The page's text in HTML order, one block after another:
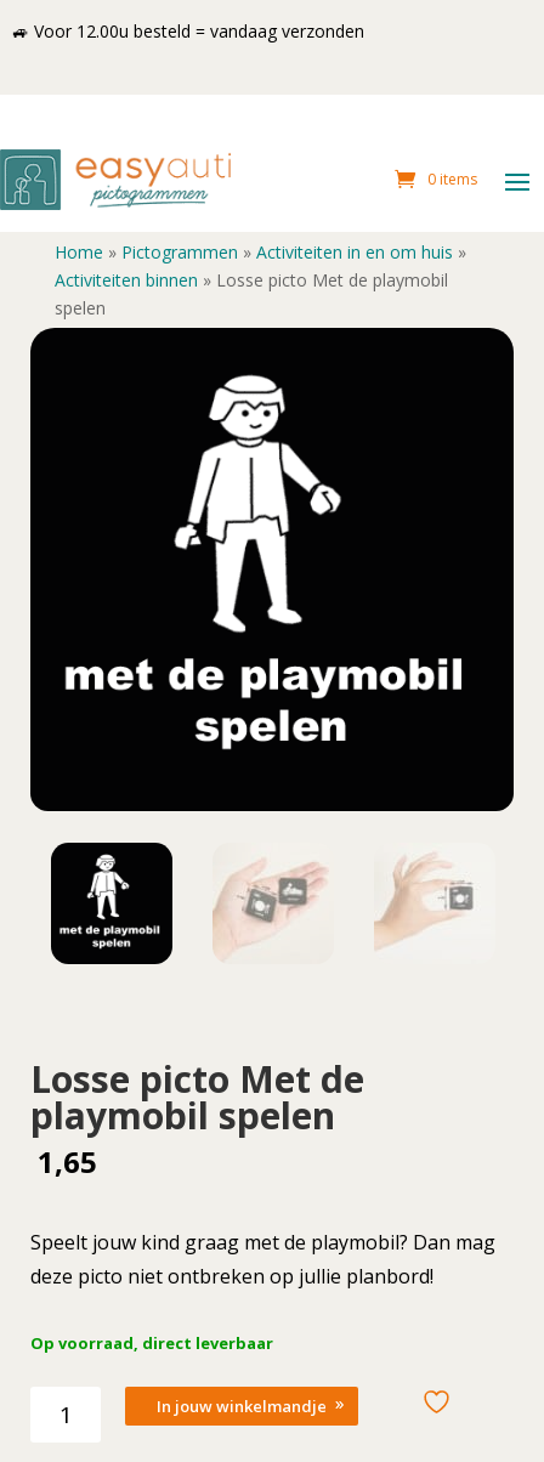
🚙 Voor 12.00u besteld = vandaag verzonden
0 items
Home » Pictogrammen » Activiteiten in en om huis »
Activiteiten binnen » Losse picto Met de playmobil
spelen
Losse picto Met de
playmobil spelen
1,65
Speelt jouw kind graag met de playmobil? Dan mag
deze picto niet ontbreken op jullie planbord!
Op voorraad, direct leverbaar
picto
In jouw winkelmandje